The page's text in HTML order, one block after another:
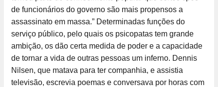
de funcionários do governo são mais propensos a
assassinato em massa.” Determinadas funções do
serviço público, pelo quais os psicopatas tem grande
ambição, os dão certa medida de poder e a capacidade
de tornar a vida de outras pessoas um inferno. Dennis
Nilsen, que matava para ter companhia, e assistia
televisão, escrevia poemas e conversava por horas com